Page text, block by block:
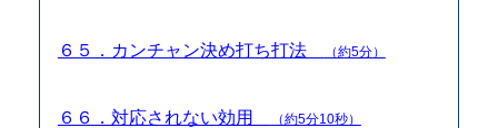
６５．カンチャン決め打ち打法 （約5分）
６６．対応されない効用 （約5分10秒）